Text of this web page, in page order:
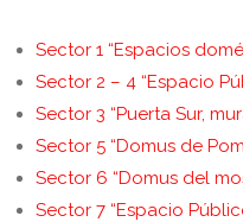
Sector 1 “Espacios
Sector 2 – 4 “Espacio
Sector 3 “Puerta Sur,
Sector 5 “Domus de
Sector 6 “Domus del
Sector 7 “Espacio